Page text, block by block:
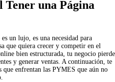
Tener una Página
un lujo, es una necesidad para
que quiera crecer y competir en el
bien estructurada, tu negocio pierde
y generar ventas. A continuación, te
que enfrentan las PYMES que aún no